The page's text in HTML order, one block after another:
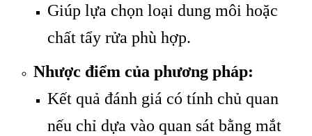
Giúp lựa chọn loại dung môi hoặc
chất tẩy rửa phù hợp.
Nhược điểm của phương pháp:
Kết quả đánh giá có tính chủ quan
nếu chỉ dựa vào quan sát bằng mắt